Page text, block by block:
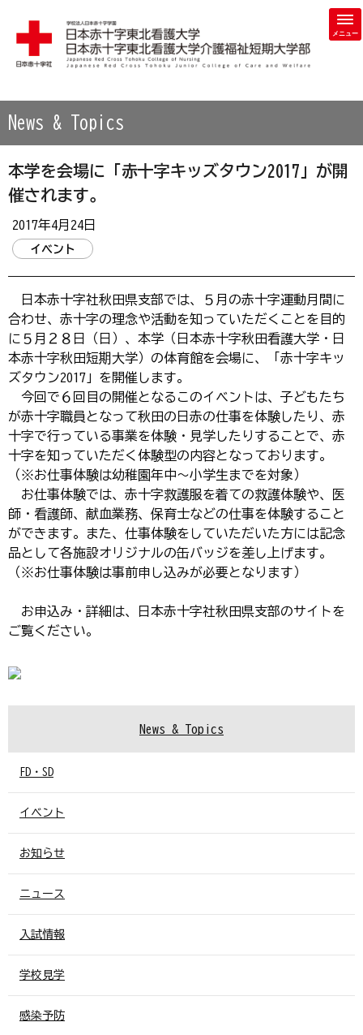
学校法人 日本赤十字学園 日本赤十字東北看護大学・日本赤
News & Topics
本学を会場に「赤十字キッズタウン2017」が開
催されます。
2017年4月24日
イベント
日本赤十字社秋田県支部では、５月の赤十字運動月間に
合わせ、赤十字の理念や活動を知っていただくことを目的
に５月２８日（日）、本学（日本赤十字秋田看護大学・日
本赤十字秋田短期大学）の体育館を会場に、「赤十字キッ
ズタウン2017」を開催します。
今回で６回目の開催となるこのイベントは、子どもたち
が赤十字職員となって秋田の日赤の仕事を体験したり、赤
十字で行っている事業を体験・見学したりすることで、赤
十字を知っていただく体験型の内容となっております。
（※お仕事体験は幼稚園年中～小学生までを対象）
お仕事体験では、赤十字救護服を着ての救護体験や、医
師・看護師、献血業務、保育士などの仕事を体験すること
ができます。また、仕事体験をしていただいた方には記念
品として各施設オリジナルの缶バッジを差し上げます。
（※お仕事体験は事前申し込みが必要となります）
お申込み・詳細は、日本赤十字社秋田県支部のサイトを
ご覧ください。
News & Topics
FD・SD
イベント
お知らせ
ニュース
入試情報
学校見学
感染予防